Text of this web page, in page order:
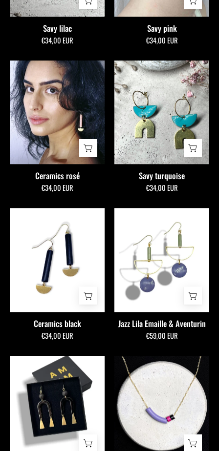
Savy lilac
€34,00 EUR
Savy pink
€34,00 EUR
Ceramics
rosé
-
allmymillionmoons
Ceramics rosé
€34,00 EUR
Savy
turquoise
Savy turquoise
€34,00 EUR
black
-
allmymillionmoons
Ceramics black
€34,00 EUR
Lila
Emaille
&
Aventurin
-
allmymillionmoons
Jazz Lila Emaille & Aventurin
€59,00 EUR
Black
Bogen
Emaille
Ohrringe
allmymillionmoons
Juno
black
&
violet
ceramics
-
allmymillionmoons